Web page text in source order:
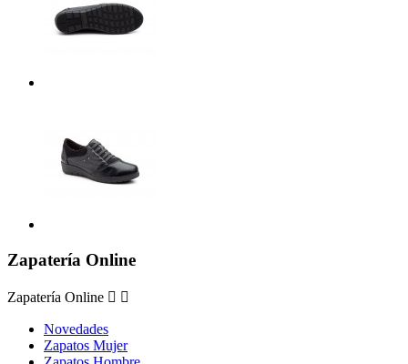
Zapatería Online
Zapatería Online  
Novedades
Zapatos Mujer